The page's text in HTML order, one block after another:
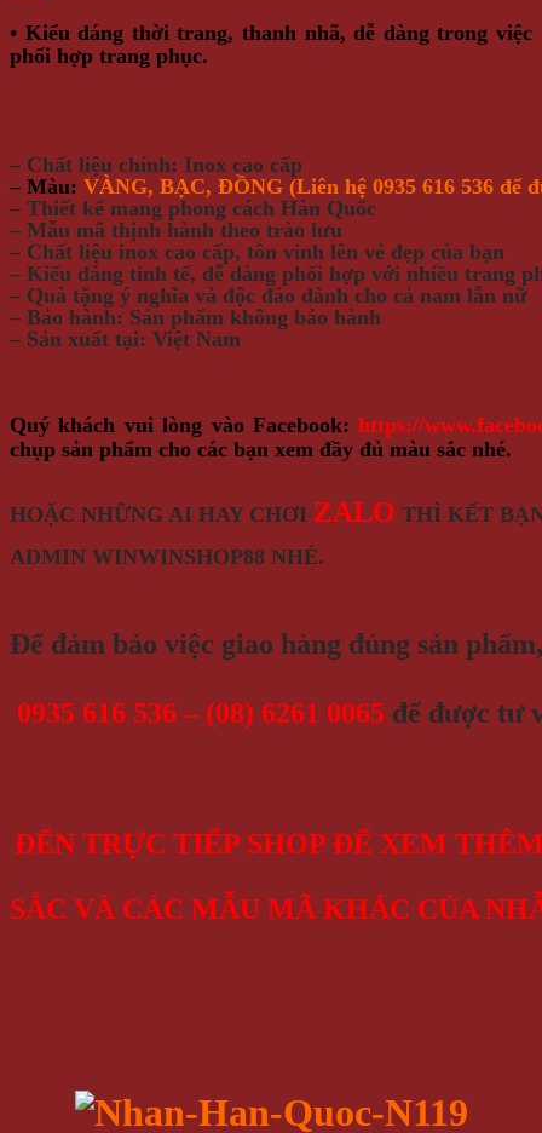
• Kiểu dáng thời trang, thanh nhã, dễ dàng trong việc
phối hợp trang phục.
– Chất liệu chính: Inox cao cấp
– Màu: VÀNG, BẠC, ĐỒNG (Liên hệ 0935 616 536 để
– Thiết kế mang phong cách Hàn Quốc
– Mẫu mã thịnh hành theo trào lưu
– Chất liệu inox cao cấp, tôn vinh lên vẻ đẹp của bạn
– Kiểu dáng tinh tế, dễ dàng phối hợp với nhiều trang
– Quà tặng ý nghĩa và độc đáo dành cho cả nam lẫn nữ
– Bảo hành: Sản phẩm không bảo hành
– Sản xuất tại: Việt Nam
Quý khách vui lòng vào Facebook:https://
chụp sản phẩm cho các bạn xem đầy đủ màu sắc nhé.
HOẶC NHỮNG AI HAY CHƠI ZALO THÌ KẾT
ADMIN WINWINSHOP88 NHÉ.
Để đảm bảo việc giao hàng đúng sản
0935 616 536 – (08) 6261 0065 để được tư
ĐẾN TRỰC TIẾP SHOP ĐỂ XEM
SẮC VÀ CÁC MẪU MÃ KHÁC CỦA